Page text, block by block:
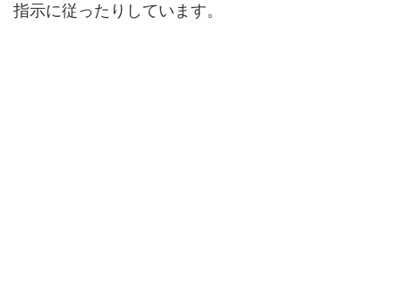
指示に従ったりしています。